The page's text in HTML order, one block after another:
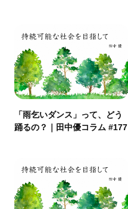
「雨乞いダンス」って、どう
踊るの？｜田中優コラム #177